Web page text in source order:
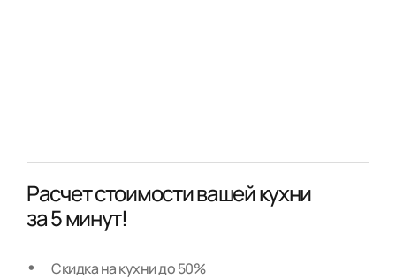
Расчет стоимости вашей кухни
за 5 минут!
Скидка на кухни до 50%